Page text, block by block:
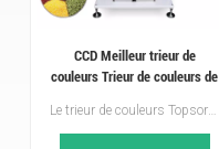
CCD Meilleur trieur de
couleurs Trieur de couleurs de
Topsort